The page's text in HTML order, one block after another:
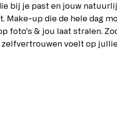
bij je past en jouw
Make-up die de hele dag
foto’s & jou laat stralen.
zelfvertrouwen voelt op